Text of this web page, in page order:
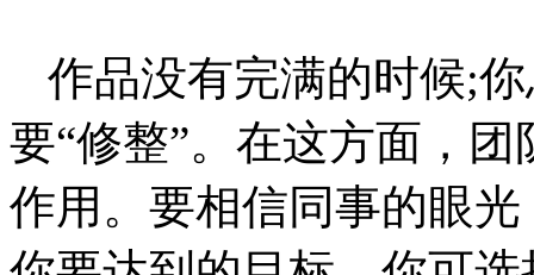
作品没有完满的时候;
要“修整”。在这方面，
作用。要相信同事的眼